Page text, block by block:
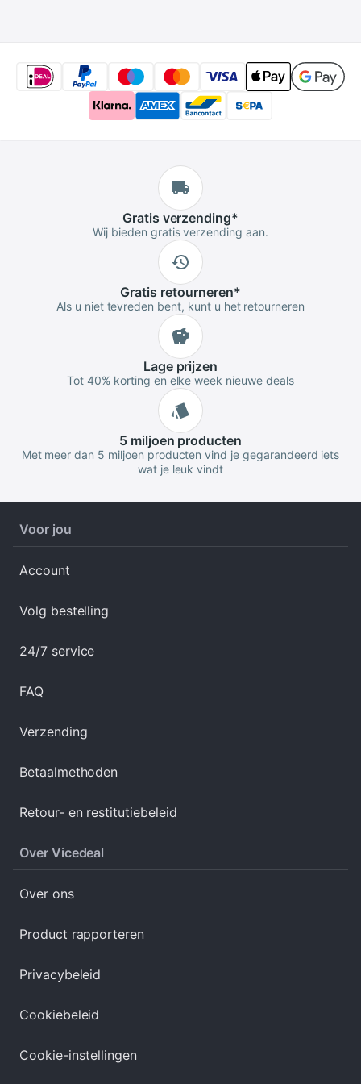
Gratis verzending*
Wij bieden gratis verzending aan.
Gratis retourneren*
Als u niet tevreden bent, kunt u het retourneren
Lageprijzen
Tot 40% korting en elke week nieuwe deals
5 miljoen producten
Met meer dan 5 miljoen producten vind je gegarandeerd iets
wat je leuk vindt
Voor jou
Account
Volg bestelling
24/7 service
FAQ
Verzending
Betaalmethoden
Retour- en restitutiebeleid
Over Vicedeal
Over ons
Product rapporteren
Privacybeleid
Cookiebeleid
Cookie-instellingen